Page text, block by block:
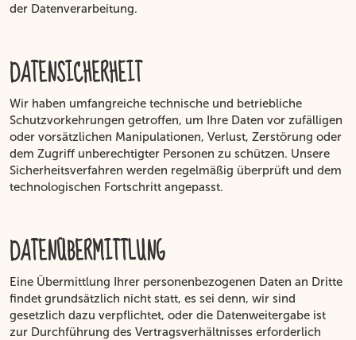
der Datenverarbeitung.
DATENSICHERHEIT
Wir haben umfangreiche technische und betriebliche
Schutzvorkehrungen getroffen, um Ihre Daten vor zufälligen
oder vorsätzlichen Manipulationen, Verlust, Zerstörung oder
dem Zugriff unberechtigter Personen zu schützen. Unsere
Sicherheitsverfahren werden regelmäßig überprüft und dem
technologischen Fortschritt angepasst.
DATENÜBERMITTLUNG
Eine Übermittlung Ihrer personenbezogenen Daten an Dritte
findet grundsätzlich nicht statt, es sei denn, wir sind
gesetzlich dazu verpflichtet, oder die Datenweitergabe ist
zur Durchführung des Vertragsverhältnisses erforderlich